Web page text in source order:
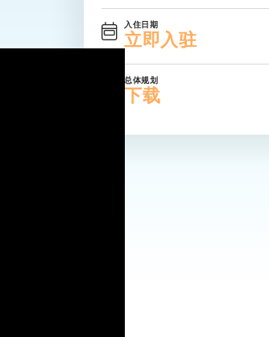
入住日期
立即入驻
总体规划
下载